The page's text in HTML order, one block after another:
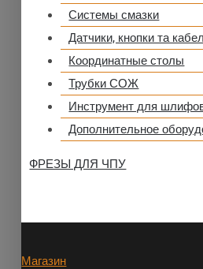
Системы смазки
Датчики, кнопки та
Координатные столы
Трубки СОЖ
Инструмент для
Дополнительное
ФРЕЗЫ ДЛЯ ЧПУ
Магазин